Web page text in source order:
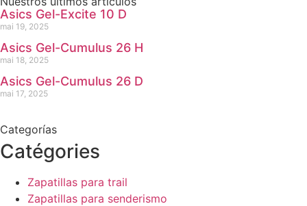
Asics Gel-Excite 10 D
mai 19, 2025
Asics Gel-Cumulus 26 H
mai 18, 2025
Asics Gel-Cumulus 26 D
mai 17, 2025
Categorías
Catégories
Zapatillas para trail
Zapatillas para senderismo